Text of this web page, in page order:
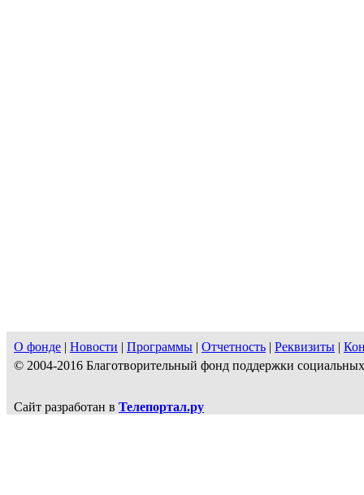
О фонде | Новости | Программы | Отчетность | Реквизиты |
© 2004-2016 Благотворительный фонд поддержки
Сайт разработан в Телепортал.ру